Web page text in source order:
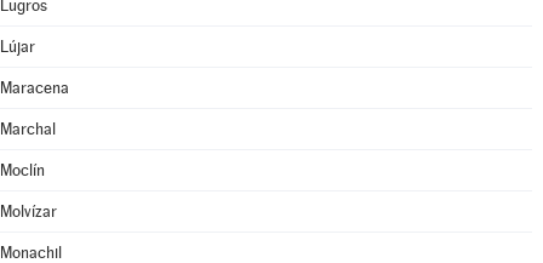
Lugros
Lújar
Maracena
Marchal
Moclín
Molvízar
Monachil